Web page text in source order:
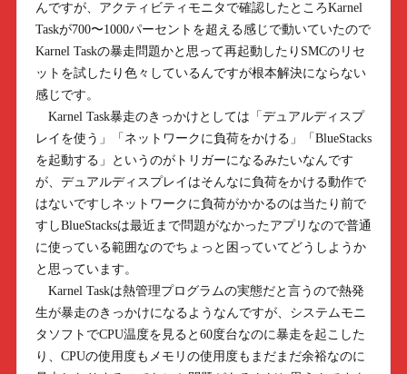
んですが、アクティビティモニタで確認したところKarnel
Taskが700〜1000パーセントを超える感じで動いていたので
Karnel Taskの暴走問題かと思って再起動したりSMCのリセ
ットを試したり色々しているんですが根本解決にならない
感じです。
Karnel Task暴走のきっかけとしては「デュアルディスプ
レイを使う」「ネットワークに負荷をかける」「BlueStacks
を起動する」というのがトリガーになるみたいなんです
が、デュアルディスプレイはそんなに負荷をかける動作で
はないですしネットワークに負荷がかかるのは当たり前で
すしBlueStacksは最近まで問題がなかったアプリなので普通
に使っている範囲なのでちょっと困っていてどうしようか
と思っています。
Karnel Taskは熱管理プログラムの実態だと言うので熱発
生が暴走のきっかけになるようなんですが、システムモニ
タソフトでCPU温度を見ると60度台なのに暴走を起こした
り、CPUの使用度もメモリの使用度もまだまだ余裕なのに